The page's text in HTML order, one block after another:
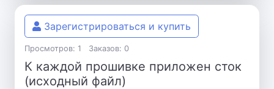
Зарегистрироваться и купить
Просмотров: 1 Заказов: 0
К каждой прошивке приложен сток
(исходный файл)